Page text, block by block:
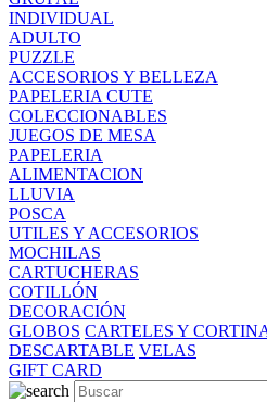
INDIVIDUAL
ADULTO
PUZZLE
ACCESORIOS Y BELLEZA
PAPELERIA CUTE
COLECCIONABLES
JUEGOS DE MESA
PAPELERIA
ALIMENTACION
LLUVIA
POSCA
UTILES Y ACCESORIOS
MOCHILAS
CARTUCHERAS
COTILLÓN
DECORACIÓN
GLOBOS CARTELES Y
DESCARTABLE VELAS
GIFT CARD